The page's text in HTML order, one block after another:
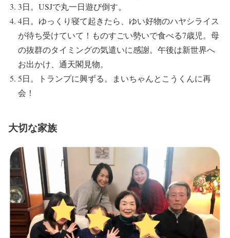
3日。USJで丸一日遊び倒す。
4日。ゆっくり寝て起きたら、ゆい好物のハヤシライス
が待ち受けていて！ものすごい勢いで食べる7歳児。母
の抜群のタイミングの気遣いに感謝。午後は新世界へ
お出かけ、通天閣見物。
5日。トランプに興ずる。まいちゃんとこうくんに再
会！
大切な家族